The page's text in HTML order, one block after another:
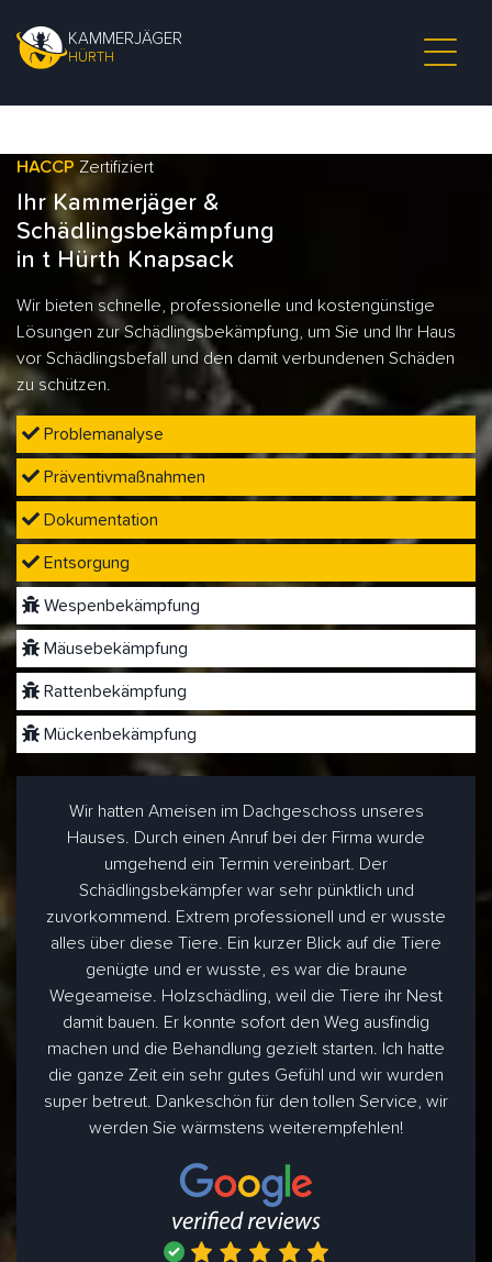
KAMMERJÄGER
HÜRTH
HACCP Zertifiziert
Ihr Kammerjäger &
Schädlingsbekämpfung
in t Hürth Knapsack
Wir bieten schnelle, professionelle und kostengünstige
Lösungen zur Schädlingsbekämpfung, um Sie und Ihr Haus
vor Schädlingsbefall und den damit verbundenen Schäden
zu schützen.
Problemanalyse
Präventivmaßnahmen
Dokumentation
Entsorgung
Wespenbekämpfung
Mäusebekämpfung
Rattenbekämpfung
Mückenbekämpfung
Wir hatten Ameisen im Dachgeschoss unseres
Hauses. Durch einen Anruf bei der Firma wurde
umgehend ein Termin vereinbart. Der
Schädlingsbekämpfer war sehr pünktlich und
zuvorkommend. Extrem professionell und er wusste
alles über diese Tiere. Ein kurzer Blick auf die Tiere
genügte und er wusste, es war die braune
Wegeameise. Holzschädling, weil die Tiere ihr Nest
damit bauen. Er konnte sofort den Weg ausfindig
machen und die Behandlung gezielt starten. Ich hatte
die ganze Zeit ein sehr gutes Gefühl und wir wurden
super betreut. Dankeschön für den tollen Service, wir
werden Sie wärmstens weiterempfehlen!